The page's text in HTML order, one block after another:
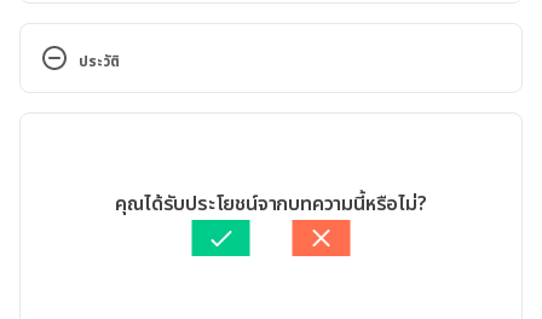
How Can I Get Rid of My Double Chin?.
https://www.healthline.com/health/how-to-get-
rid-of-double-chin#chin-exercises. Accessed April
https://www.medicalnewstoday.com/articles/31813
1. Accessed April 24, 2020
ประวัติ
เขียนโดย เนตรนภา ปะวะคัง
ตรวจสอบความถูกต้องของข้อมูลโดยทีม Hello คุณหมอ
Ploylada Prommate
คุณได้รับประโยชน์จากบทความนี้หรือไม่?